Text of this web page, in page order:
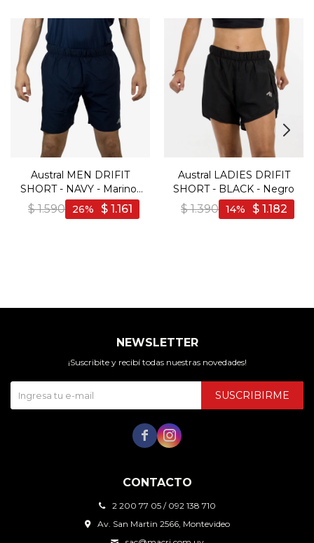
Austral MEN DRIFIT
SHORT - NAVY - Marino-
Azul
$ 1.590 $ 1.161
26
Austral LADIES DRIFIT
SHORT - BLACK - Negro
$ 1.390 $ 1.182
14
CONTACTO
2 200 77 05 / 092 138 710
Av. San Martin 2566, Montevideo
NEWSLETTER
¡Suscribite y recibí todas nuestras novedades!
SUSCRIBIRME
 